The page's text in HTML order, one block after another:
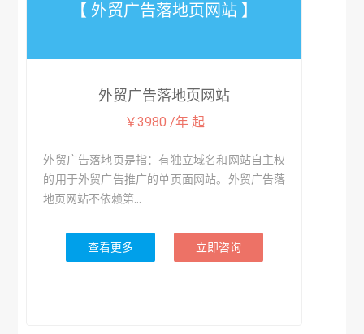
【 外贸广告落地页网站 】
外贸广告落地页网站
￥3980 /年 起
外贸广告落地页是指：有独立域名和网站自主权
的用于外贸广告推广的单页面网站。外贸广告落
地页网站不依赖第...
查看更多 立即咨询